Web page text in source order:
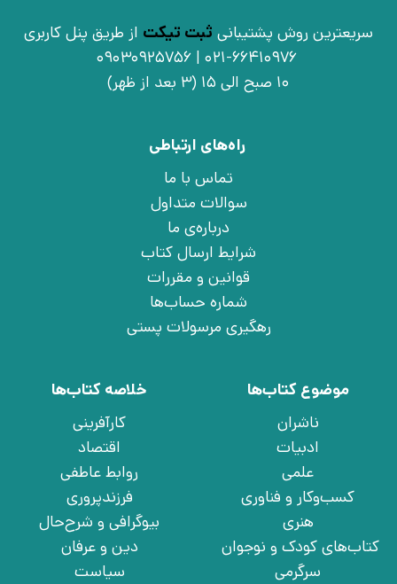
سریعترین روش پشتیبانی ثبت تیکت از طریق پنل کاربری
021-66410976 | 09030925756
10 صبح الی 15 (3 بعد از ظهر)
راه‌های ارتباطی
تماس با ما
سوالات متداول
درباره‌ی ما
شرایط ارسال کتاب
قوانین و مقررات
شماره حساب‌ها
رهگیری مرسولات پستی
موضوع کتاب‌ها
ناشران
ادبیات
علمی
کسب‌وکار و فناوری
هنری
کتاب‌های کودک و نوجوان
سرگرمی
خلاصه کتاب‌ها
کارآفرینی
اقتصاد
روابط عاطفی
فرزندپروری
بیوگرافی و شرح‌حال
دین و عرفان
سیاست